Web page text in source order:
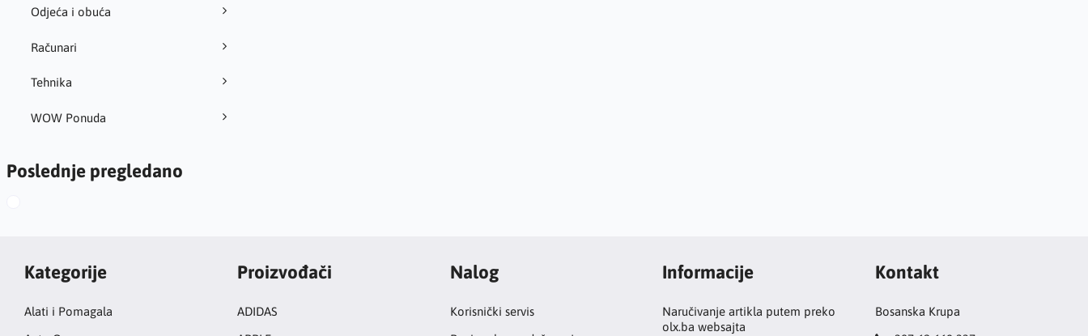
Odjeća i obuća
Računari
Tehnika
WOW Ponuda
Poslednje pregledano
Kategorije
Alati i Pomagala
Proizvođači
ADIDAS
Nalog
Korisnički servis
Informacije
Naručivanje artikla putem preko
olx.ba websajta
Kontakt
Bosanska Krupa